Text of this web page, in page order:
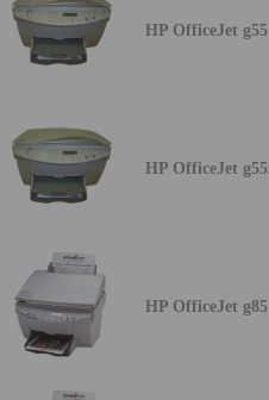
HP OfficeJet g55
HP OfficeJet
HP OfficeJet g85